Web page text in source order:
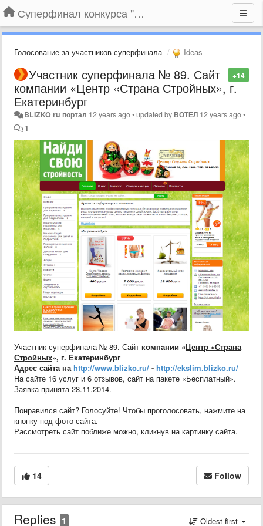
Суперфинал конкурса "Компания года-2014" на BLIZKO.ru
Голосование за участников суперфинала Ideas
+14
Участник суперфинала № 89. Сайт
компании «Центр «Страна Стройных», г.
Екатеринбург
BLIZKO ru портал 12 years ago•updated byВОТЕЛ 12 years ago•
1
Участник суперфинала № 89. Сайт компании «Центр «Страна
Стройных», г. Екатеринбург
Адрес сайта наhttp://www.blizko.ru/ - http://ekslim.blizko.ru/
На сайте 16 услуг и 6 отзывов, сайт на пакете «Бесплатный».
Заявка принята 28.11.2014.
Понравился сайт? Голосуйте! Чтобы проголосовать, нажмите на
кнопку под фото сайта.
Рассмотреть сайт поближе можно, кликнув на картинку сайта.
14 Follow
Replies 1 Oldest first